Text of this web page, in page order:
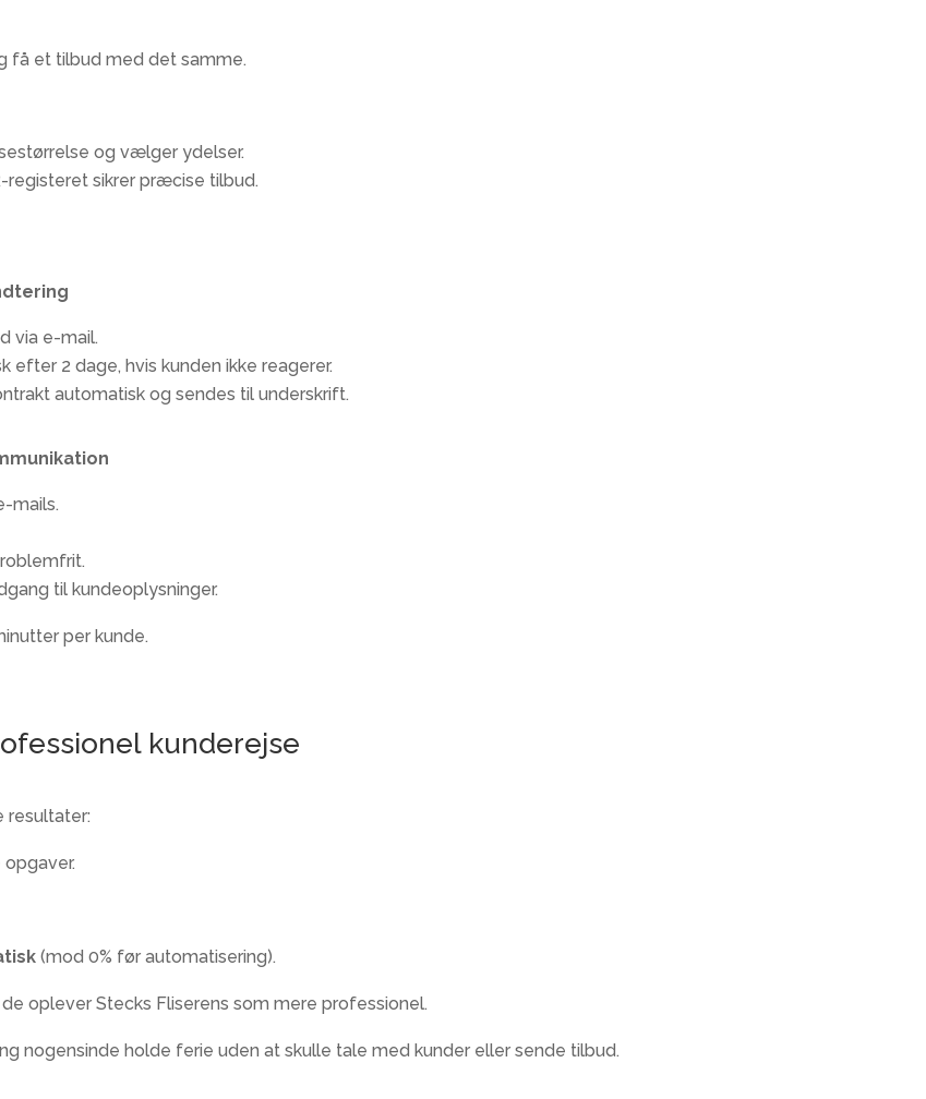
få et tilbud med det samme.
og vælger ydelser.
registeret sikrer præcise tilbud.
via e-mail.
efter 2 dage, hvis kunden ikke reagerer.
automatisk og sendes til underskrift.
mails.
til kundeoplysninger.
per kunde.
kunderejse
resultater:
(mod 0% før automatisering).
oplever Stecks Fliserens som mere professionel.
nogensinde holde ferie uden at skulle tale med kunder eller sende tilbud.